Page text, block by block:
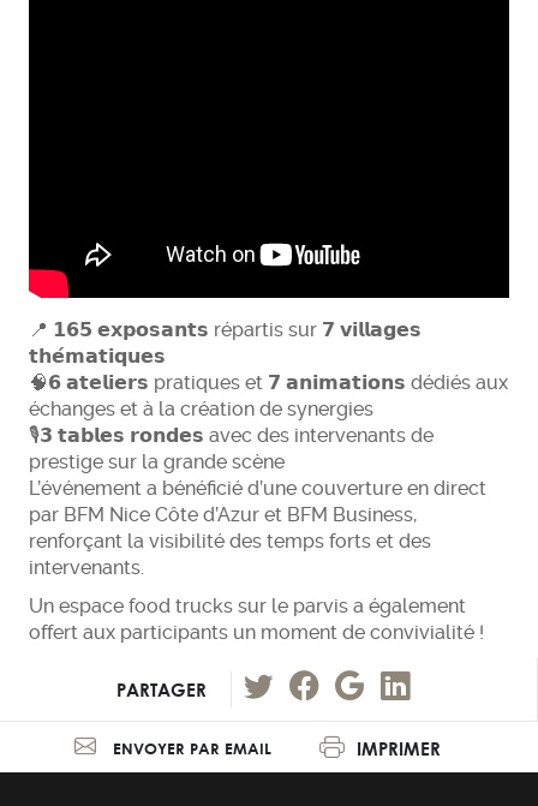
📍 𝟭𝟲𝟱 𝗲𝘅𝗽𝗼𝘀𝗮𝗻𝘁𝘀 répartis sur 𝟳 𝘃𝗶𝗹𝗹𝗮𝗴𝗲𝘀
𝘁𝗵𝗲́𝗺𝗮𝘁𝗶𝗾𝘂𝗲𝘀
🧠𝟲 𝗮𝘁𝗲𝗹𝗶𝗲𝗿𝘀 pratiques et 𝟳 𝗮𝗻𝗶𝗺𝗮𝘁𝗶𝗼𝗻𝘀 dédiés aux
échanges et à la création de synergies
🎙️𝟯 𝘁𝗮𝗯𝗹𝗲𝘀 𝗿𝗼𝗻𝗱𝗲𝘀 avec des intervenants de
prestige sur la grande scène
L’événement a bénéficié d’une couverture en direct
par BFM Nice Côte d’Azur et BFM Business,
renforçant la visibilité des temps forts et des
intervenants.
Un espace food trucks sur le parvis a également
offert aux participants un moment de convivialité !
PARTAGER
ENVOYER PAR EMAIL IMPRIMER